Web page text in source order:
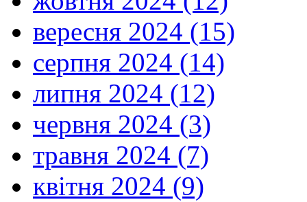
вересня 2024 (15)
серпня 2024 (14)
липня 2024 (12)
червня 2024 (3)
травня 2024 (7)
квітня 2024 (9)